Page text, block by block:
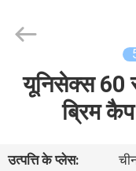
घर
Manufacturing
Reserved.यूनिसेक्स 60
ब्रिम
उत्पत्ति के प्लेस: